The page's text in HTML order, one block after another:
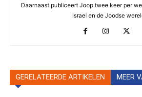
Daarnaast publiceert Joop twee keer per
Israel en de Joodse
GERELATEERDE ARTIKELEN MEER